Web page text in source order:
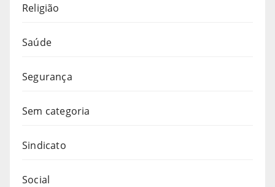
Religião
Saúde
Segurança
Sem categoria
Sindicato
Social